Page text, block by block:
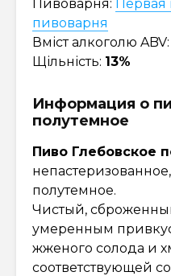
Пивоварня: Первая
пивоварня
Вміст алкоголю ABV:
Щільність: 13%
Информация о
полутемное
Пиво Глебовское
полутемное.
Чистый,
умеренным
жженого солода и
соответствующей